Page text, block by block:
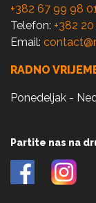
+382 67 99 98
Telefon: +382
Email:
RADNO
Ponedeljak -
Partite nas na